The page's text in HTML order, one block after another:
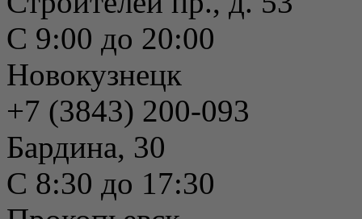
С 9:00 до 20:00
Новокузнецк
+7 (3843) 200-093
Бардина, 30
С 8:30 до 17:30